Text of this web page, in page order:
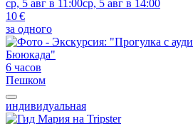
ср, 5 авг в 11:00ср, 5 авг в 14:00
10 €
за одного
6 часов
Пешком
индивидуальная